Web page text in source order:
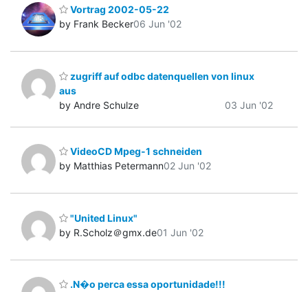
Vortrag 2002-05-22
by Frank Becker06 Jun '02
zugriff auf odbc datenquellen von linux
aus
by Andre Schulze
03 Jun '02
VideoCD Mpeg-1 schneiden
by Matthias Petermann02 Jun '02
"United Linux"
by R.Scholz＠gmx.de01 Jun '02
.N�o perca essa oportunidade!!!